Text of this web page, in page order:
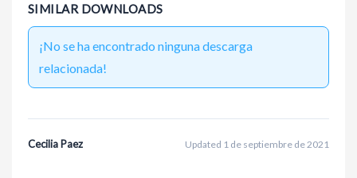
SIMILAR DOWNLOADS
¡No se ha encontrado ninguna descarga
relacionada!
Cecilia Paez Updated 1 de septiembre de 2021